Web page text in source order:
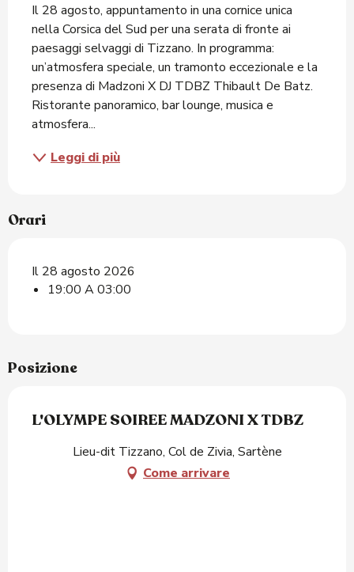
Il 28 agosto, appuntamento in una cornice unica
nella Corsica del Sud per una serata di fronte ai
paesaggi selvaggi di Tizzano. In programma:
un’atmosfera speciale, un tramonto eccezionale e la
presenza di Madzoni X DJ TDBZ Thibault De Batz.
Ristorante panoramico, bar lounge, musica e
atmosfera...
Leggi di più
Orari
Il 28 agosto 2026
19:00 A 03:00
Posizione
L'OLYMPE SOIREE MADZONI X TDBZ
Lieu-dit Tizzano, Col de Zivia, Sartène
Come arrivare